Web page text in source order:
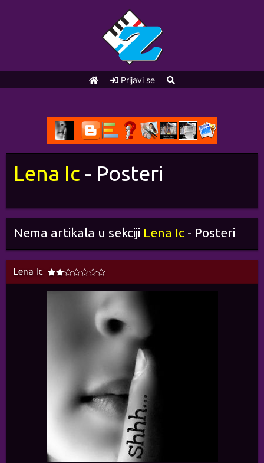
Prijavi se
Lena Ic - Posteri
Nema artikala u sekciji Lena Ic - Posteri
Lena Ic